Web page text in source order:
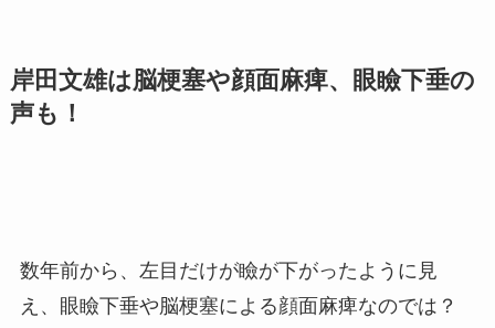
岸田文雄は脳梗塞や顔面麻痺、眼瞼下垂の
声も！
数年前から、左目だけが瞼が下がったように見
え、眼瞼下垂や脳梗塞による顔面麻痺なのでは？